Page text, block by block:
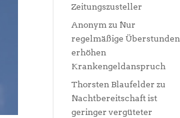
Zeitungszusteller
Anonym zu Nur
regelmäßige Überstunden
erhöhen
Krankengeldanspruch
Thorsten Blaufelder zu
Nachtbereitschaft ist
geringer vergüteter